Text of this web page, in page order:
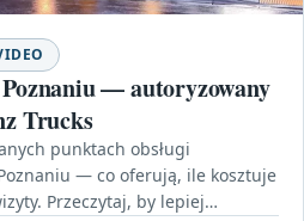
— autoryzowany
Trucks
punktach obsługi
— co oferują, ile kosztuje
Przeczytaj, by lepiej